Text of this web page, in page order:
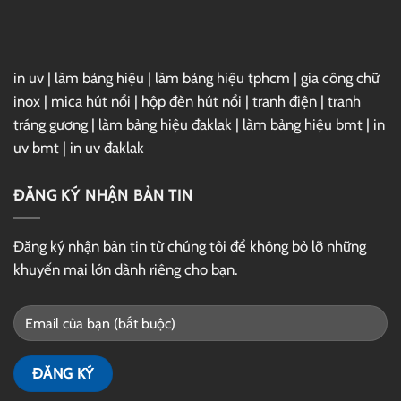
in uv | làm bảng hiệu | làm bảng hiệu tphcm | gia công chữ
inox | mica hút nổi | hộp đèn hút nổi | tranh điện | tranh
tráng gương | làm bảng hiệu đaklak | làm bảng hiệu bmt | in
uv bmt | in uv đaklak
ĐĂNG KÝ NHẬN BẢN TIN
Đăng ký nhận bản tin từ chúng tôi để không bỏ lỡ những
khuyến mại lớn dành riêng cho bạn.